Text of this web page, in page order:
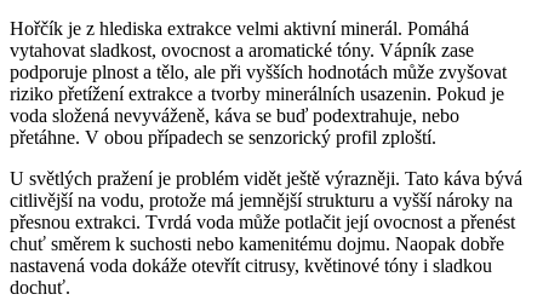
Hořčík je z hlediska extrakce velmi aktivní minerál. Pomáhá
vytahovat sladkost, ovocnost a aromatické tóny. Vápník zase
podporuje plnost a tělo, ale při vyšších hodnotách může zvyšovat
riziko přetížení extrakce a tvorby minerálních usazenin. Pokud je
voda složená nevyváženě, káva se buď podextrahuje, nebo
přetáhne. V obou případech se senzorický profil zploští.
U světlých pražení je problém vidět ještě výrazněji. Tato káva bývá
citlivější na vodu, protože má jemnější strukturu a vyšší nároky na
přesnou extrakci. Tvrdá voda může potlačit její ovocnost a přenést
chuť směrem k suchosti nebo kamenitému dojmu. Naopak dobře
nastavená voda dokáže otevřít citrusy, květinové tóny i sladkou
dochuť.